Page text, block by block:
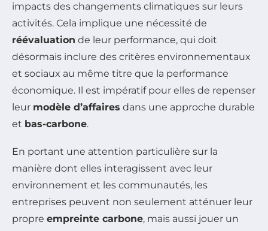
impacts des changements climatiques sur leurs
activités. Cela implique une nécessité de
réévaluation de leur performance, qui doit
désormais inclure des critères environnementaux
et sociaux au même titre que la performance
économique. Il est impératif pour elles de repenser
leur modèle d’affaires dans une approche durable
et bas-carbone.
En portant une attention particulière sur la
manière dont elles interagissent avec leur
environnement et les communautés, les
entreprises peuvent non seulement atténuer leur
propre empreinte carbone, mais aussi jouer un